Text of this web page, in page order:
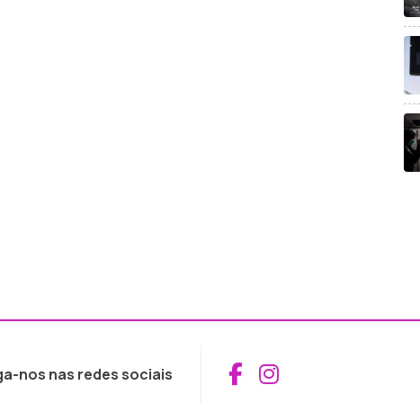
nos nas redes sociais Aceder ao
Aceder ao